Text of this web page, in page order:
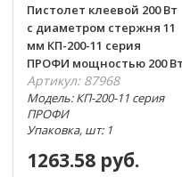
Пистолет клеевой 200 Вт
с диаметром стержня 11
мм КП-200-11 серия
ПРОФИ мощностью 200 Вт
Артикул: 87968
Модель: КП-200-11 серия
ПРОФИ
Упаковка, шт: 1
1263.58 руб.